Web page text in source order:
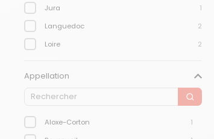
Jura
1
Languedoc
2
Loire
2
Appellation
Aloxe-Corton
1